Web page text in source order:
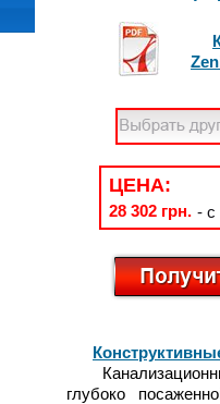
ЦЕНА:
28 302 грн. - с
глубоко